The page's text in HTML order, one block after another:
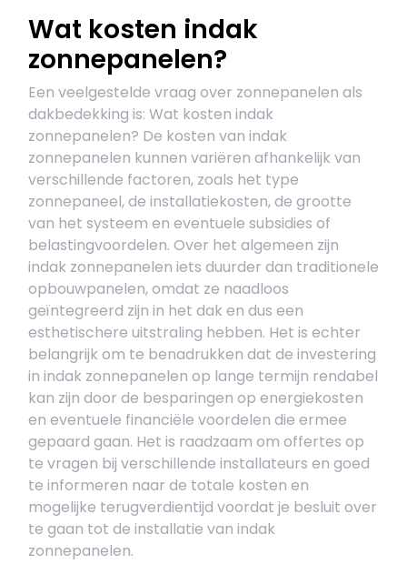
Wat kosten indak
zonnepanelen?
Een veelgestelde vraag over zonnepanelen als
dakbedekking is: Wat kosten indak
zonnepanelen? De kosten van indak
zonnepanelen kunnen variëren afhankelijk van
verschillende factoren, zoals het type
zonnepaneel, de installatiekosten, de grootte
van het systeem en eventuele subsidies of
belastingvoordelen. Over het algemeen zijn
indak zonnepanelen iets duurder dan traditionele
opbouwpanelen, omdat ze naadloos
geïntegreerd zijn in het dak en dus een
esthetischere uitstraling hebben. Het is echter
belangrijk om te benadrukken dat de investering
in indak zonnepanelen op lange termijn rendabel
kan zijn door de besparingen op energiekosten
en eventuele financiële voordelen die ermee
gepaard gaan. Het is raadzaam om offertes op
te vragen bij verschillende installateurs en goed
te informeren naar de totale kosten en
mogelijke terugverdientijd voordat je besluit over
te gaan tot de installatie van indak
zonnepanelen.